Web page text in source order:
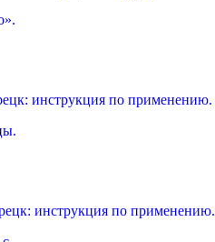
инструкция по применению.
инструкция по применению.